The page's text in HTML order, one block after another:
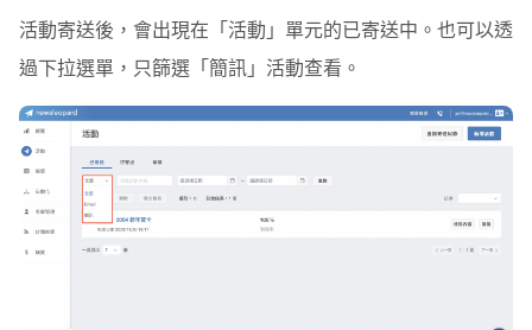
活動寄送後，會出現在「活動」單元的已寄送中。也可以透
過下拉選單，只篩選「簡訊」活動查看。